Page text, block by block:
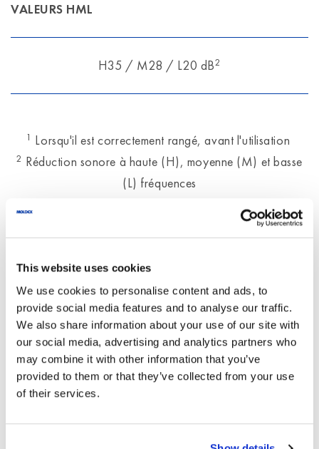
This website uses cookies
We use cookies to personalise content and ads, to
provide social media features and to analyse our traffic.
We also share information about your use of our site with
our social media, advertising and analytics partners who
may combine it with other information that you’ve
provided to them or that they’ve collected from your use
of their services.
VALEURS HML
H35 / M28 / L20 dB2
1 Lorsqu'il est correctement rangé, avant l'utilisation
2 Réduction sonore à haute (H), moyenne (M) et basse
(L) fréquences
Produits similaires
NOM DU PRODUIT
RÉFÉRENCE DU PRODUIT